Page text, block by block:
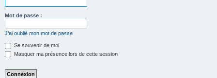
Mot de passe :
J’ai oublié mon mot de passe
Se souvenir de moi
Masquer ma présence lors de cette session